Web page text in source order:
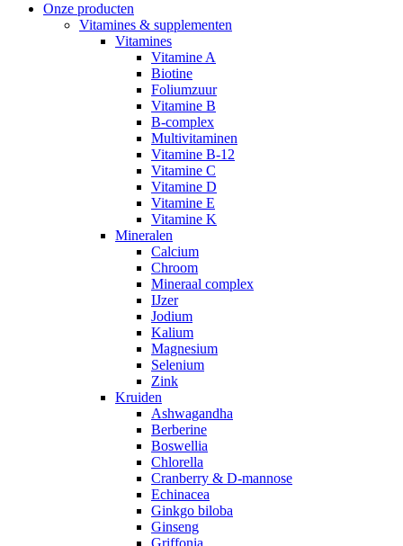
Onze producten
Vitamines & supplementen
Vitamines
Vitamine A
Biotine
Foliumzuur
Vitamine B
B-complex
Multivitaminen
Vitamine B-12
Vitamine C
Vitamine D
Vitamine E
Vitamine K
Mineralen
Calcium
Chroom
Mineraal complex
IJzer
Jodium
Kalium
Magnesium
Selenium
Zink
Kruiden
Ashwagandha
Berberine
Boswellia
Chlorella
Cranberry & D-mannose
Echinacea
Ginkgo biloba
Ginseng
Griffonia